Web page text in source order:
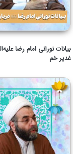
بیانات نورانی امام رضا
غدیر خم